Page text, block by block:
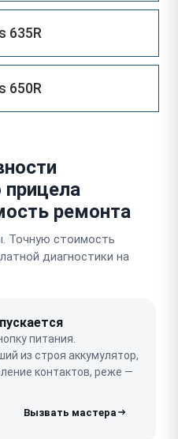
635R
650R
прицела
ремонта
Точную стоимость
диагностики на
питания.
из строя аккумулятор,
контактов, реже —